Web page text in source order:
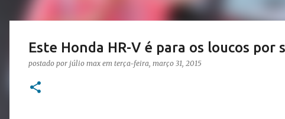
Este Honda HR-V é para os loucos por
postado por júlio max em terça-feira, março 31, 2015